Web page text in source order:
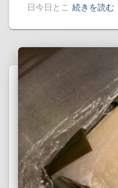
日今日とこ 続きを読む